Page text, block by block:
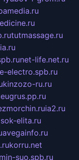
tutmassage.ru
net-life.net.ru
electro.spb.ru
kinzozo-ru.ru
eugrus.pp.ru
ia2.ru
elita.ru
avegainfo.ru
korru.net
suo.spb.ru